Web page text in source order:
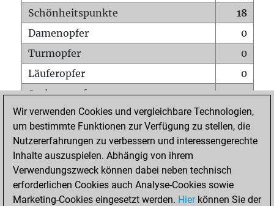
Schönheitspunkte
18
Damenopfer
0
Turmopfer
0
Läuferopfer
0
Springeropfer
0
Bauernopfer
2
Matt auf vollem Brett
0
Bauer setzt Matt
Erstickte Matts
Unterverwandlungen
0
Wir verwenden Cookies und vergleichbare Technologien,
um bestimmte Funktionen zur Verfügung zu stellen, die
Nutzererfahrungen zu verbessern und interessengerechte
Inhalte auszuspielen. Abhängig von ihrem
Verwendungszweck können dabei neben technisch
erforderlichen Cookies auch Analyse-Cookies sowie
Marketing-Cookies eingesetzt werden. Hierkönnen Sie der